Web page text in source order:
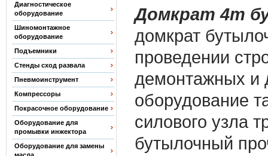
Диагностическое
оборудование
Шиномонтажное
оборудование
Подъемники
Стенды сход развала
Пневмоинструмент
Компрессоры
Покрасочное оборудование
Оборудование для
промывки инжектора
Оборудование для замены
Домкрат 4т
домкрат
проведении
демонтажных и
оборудование
силового узла
бутылочный